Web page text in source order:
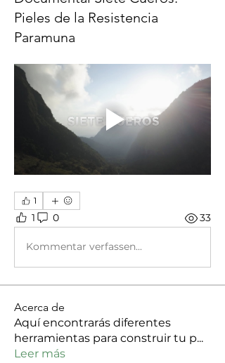
Pieles de la Resistencia
Paramuna
1
1 0 33
Kommentar verfassen...
Acerca de
Aquí encontrarás diferentes
herramientas para construir tu p...
Leer más